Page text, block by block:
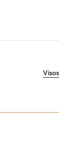
Visos